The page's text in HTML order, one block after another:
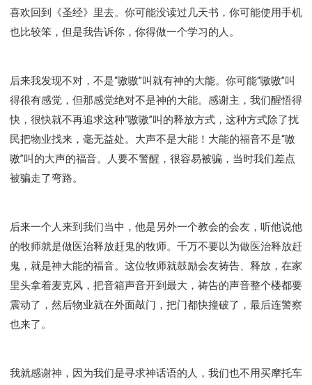
喜欢回到《圣经》里去。你可能没读过几天书，你可能使用手机
也比较笨，但是我告诉你，你得做一个学习的人。
后来我发现不对，不是“嗷嗷”叫就有神的大能。你可能“嗷嗷”叫
得很有感觉，但那感觉绝对不是神的大能。感谢主，我们醒悟得
快，很快就不再追求这种“嗷嗷”叫的释放方式，这种方式除了扰
民把物业找来，毫无益处。大声不是大能！大能的福音不是“嗷
嗷”叫的大声的福音。人要不警醒，很容易被骗，当时我们差点
被骗走了弯路。
后来一个人来到我们当中，他是另外一个教会的会友，听他说他
的牧师就是做医治释放赶鬼的牧师。千万不要以为做医治释放赶
鬼，就是神大能的福音。这位牧师就鼓励会友祷告、释放，在家
里头拿着麦克风，把音箱声音开到最大，祷告的声音整个楼都要
震动了，然后物业就在外面敲门，把门都快撞破了，最后连警察
也来了。
我就感谢神，因为我们是寻求神话语的人，我们也不用买摩托车